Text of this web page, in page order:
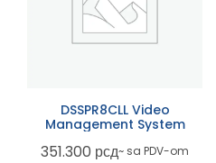
DSSPR8CLL Video
Management System
351.300 рсд~ sa PDV-om